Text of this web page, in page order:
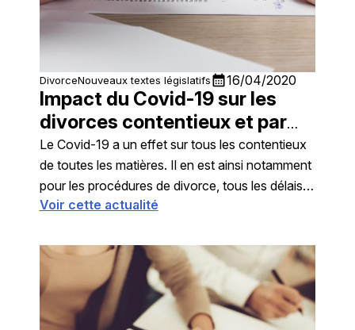
DivorceNouveaux textes législatifscalendar_month16/04/2020
Impact du Covid-19 sur les
divorces contentieux et par
consentement mutuel
Le Covid-19 a un effet sur tous les contentieux
de toutes les matières. Il en est ainsi notamment
pour les procédures de divorce, tous les délais
sont reportés. S'agissant du divorce par
délai de réflexion
Voir cette actualité